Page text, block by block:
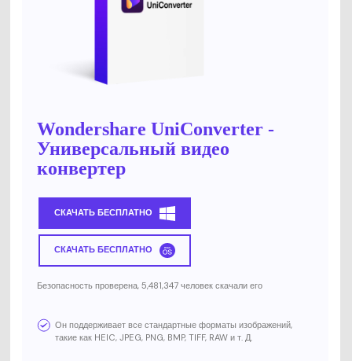
Wondershare UniConverter -
Универсальный видео
конвертер
СКАЧАТЬ БЕСПЛАТНО
СКАЧАТЬ БЕСПЛАТНО
Безопасность проверена, 5,481,347 человек скачали его
Он поддерживает все стандартные форматы изображений,
такие как HEIC, JPEG, PNG, BMP, TIFF, RAW и т. Д.